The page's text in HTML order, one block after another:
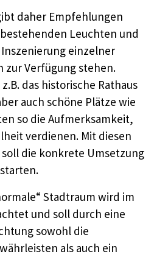
daher Empfehlungen
Leuchten und
einzelner
zur Verfügung stehen.
das historische Rathaus
auch schöne Plätze wie
so die Aufmerksamkeit,
verdienen. Mit diesen
die konkrete Umsetzung
Stadtraum wird im
und soll durch eine
sowohl die
als auch ein